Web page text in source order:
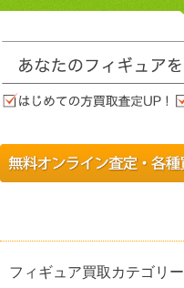
フィギュア買取カテゴリー